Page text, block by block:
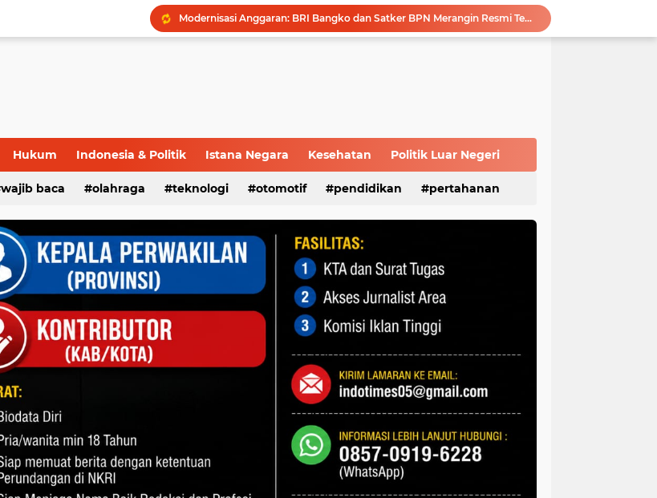
Modernisasi Anggaran: BRI Bangko dan Satker BPN Merangin Resmi Teken PKS Penerbitan KKP
Polri Presisi Diperkuat, Polda Sumsel dan GBR Sriwijaya Sepakat Bangun Kolaborasi untuk Kamtibmas
Perkuat Tata Kelola Perusahaan, Pertamina Patra Niaga Jalin Kerja Sama dengan Kejati Sumsel
Hukum Indonesia & Politik Istana Negara Kesehatan Politik Luar Negeri
wajib baca olahraga teknologi otomotif pendidikan pertahanan